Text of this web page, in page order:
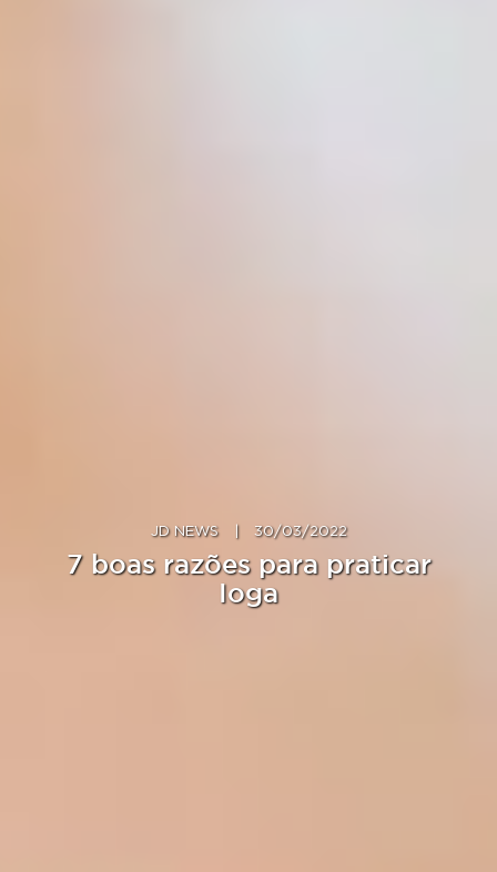
JD NEWS 30/03/2022
7 boas razões para praticar
Ioga